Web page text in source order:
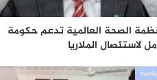
الصحة العالمية تدعم حكومة
لاستئصال الملاريا